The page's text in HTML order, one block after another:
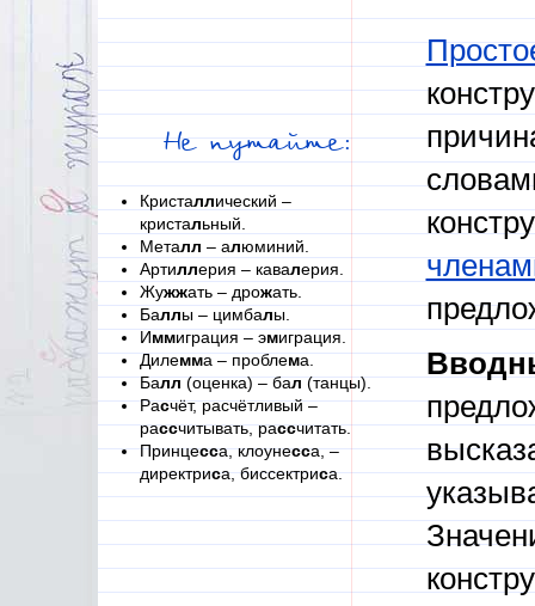
Не путайте:
Кристаллический –
кристальный.
Металл – алюминий.
Артиллерия – кавалерия.
Жужжать – дрожать.
Баллы – цимбалы.
Иммиграция – эмиграция.
Дилемма – проблема.
Балл(оценка) – бал(танцы).
Расчёт, расчётливый –
рассчитывать, рассчитать.
Принцесса, клоунесса, –
директриса, биссектриса.